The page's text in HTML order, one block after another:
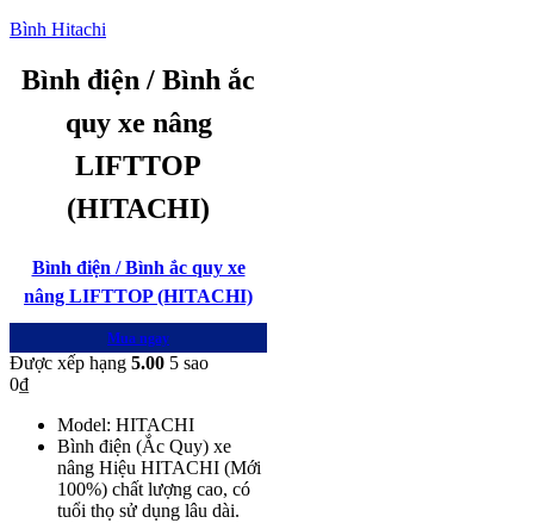
Bình Hitachi
Bình điện / Bình ắc
quy xe nâng
LIFTTOP
(HITACHI)
Bình điện / Bình ắc quy xe
nâng LIFTTOP (HITACHI)
Mua ngay
Được xếp hạng 5.00 5 sao
0₫
Model: HITACHI
Bình điện (Ắc Quy) xe
nâng Hiệu HITACHI (Mới
100%) chất lượng cao, có
tuổi thọ sử dụng lâu dài.